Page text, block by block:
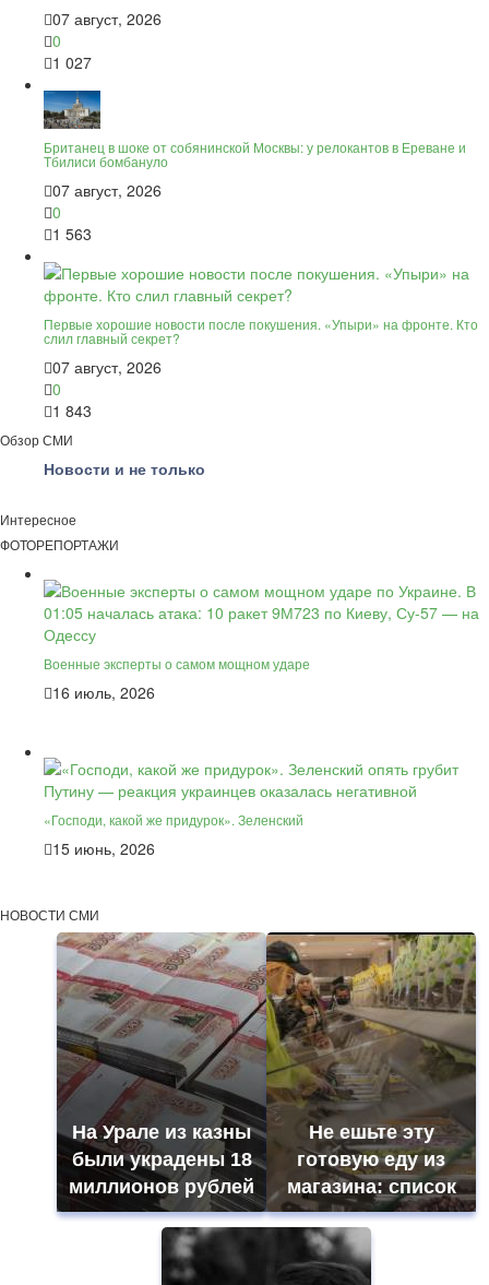
07 август, 2026
0
1 027
Британец в шоке от собянинской Москвы: у релокантов в Ереване и
Тбилиси бомбануло
07 август, 2026
0
1 563
Первые хорошие новости после покушения. «Упыри» на фронте. Кто
слил главный секрет?
07 август, 2026
0
1 843
Обзор СМИ
Новости и не только
Интересное
ФОТОРЕПОРТАЖИ
Военные эксперты о самом мощном ударе
16 июль, 2026
«Господи, какой же придурок». Зеленский
15 июнь, 2026
НОВОСТИ СМИ
На Урале из казны
были украдены 18
миллионов рублей
Не ешьте эту
готовую еду из
магазина: список